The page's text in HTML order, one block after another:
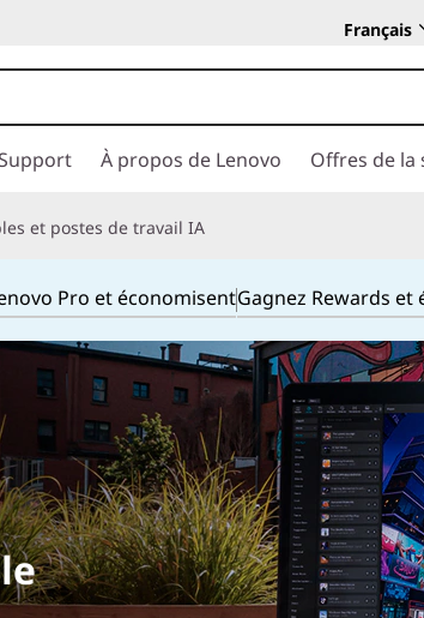
Français
À propos de Lenovo Offres de la
et postes de travail IA
Pro et économisentGagnez Rewards et